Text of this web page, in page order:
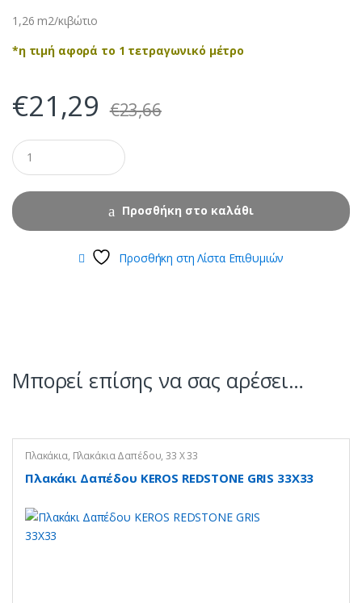
1,26 m2/κιβώτιο
*η τιμή αφορά το 1 τετραγωνικό μέτρο
€21,29 €23,66
Προσθήκη στο καλάθι
Προσθήκη στη Λίστα Επιθυμιών
Μπορεί επίσης να σας αρέσει…
Πλακάκια, Πλακάκια Δαπέδου,33 Χ 33
Πλακάκι Δαπέδου KEROS REDSTONE GRIS 33X33